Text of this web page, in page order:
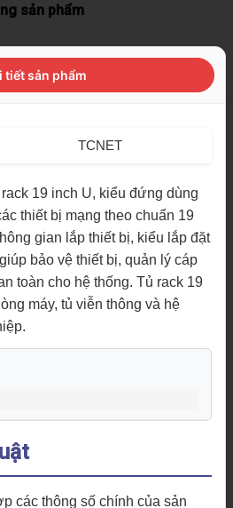
sản phẩm
tiết sản phẩm
TCNET
19 inch U, kiểu đứng dùng
thiết bị mạng theo chuẩn 19
gian lắp thiết bị, kiểu lắp đặt
bảo vệ thiết bị, quản lý cáp
toàn cho hệ thống. Tủ rack 19
máy, tủ viễn thông và hệ
các thông số chính của sản